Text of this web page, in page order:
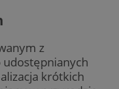
z
krótkich